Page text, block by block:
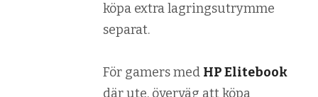
köpa extra lagringsutrymme
separat.
För gamers med HP Elitebook
där ute, överväg att köpa